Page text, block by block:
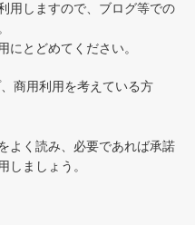
用しますので、ブログ等での
にとどめてください。
商用利用を考えている方
よく読み、必要であれば承諾
しましょう。